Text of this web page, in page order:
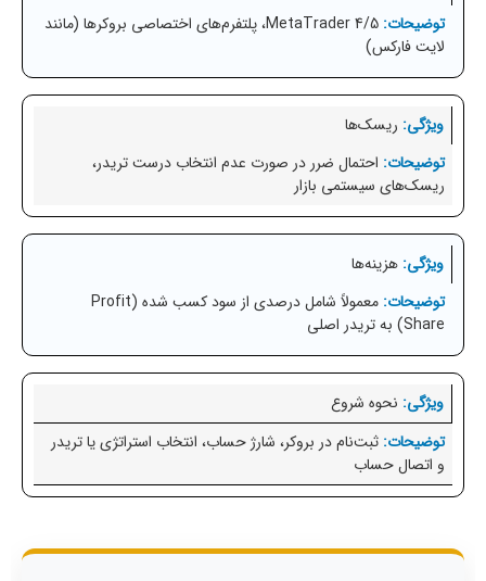
MetaTrader 4/5، پلتفرم‌های اختصاصی بروکرها (مانند
لایت فارکس)
ریسک‌ها
احتمال ضرر در صورت عدم انتخاب درست تریدر،
ریسک‌های سیستمی بازار
هزینه‌ها
معمولاً شامل درصدی از سود کسب شده (Profit
Share) به تریدر اصلی
نحوه شروع
ثبت‌نام در بروکر، شارژ حساب، انتخاب استراتژی یا تریدر
و اتصال حساب